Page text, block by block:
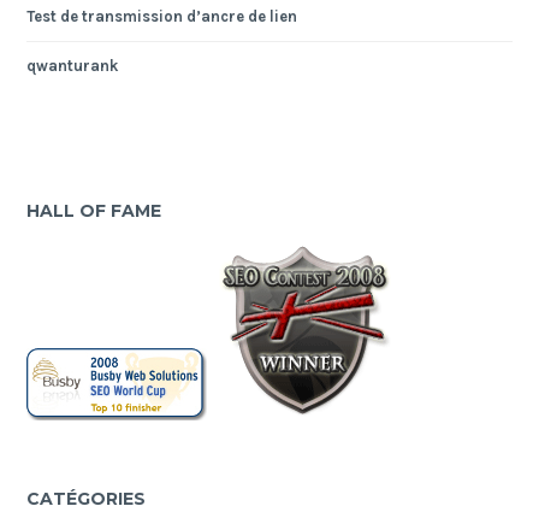
Test de transmission d’ancre de lien
qwanturank
HALL OF FAME
CATÉGORIES